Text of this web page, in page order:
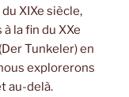
XIXe siècle,
la fin du XXe
Tunkeler) en
explorerons
au-delà.